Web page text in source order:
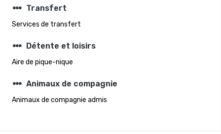
steppers Transfert
Services de transfert
steppers Détente et loisirs
Aire de pique-nique
steppers Animaux de compagnie
Animaux de compagnie admis